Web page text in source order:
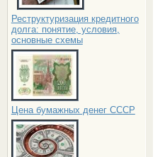
Реструктуризация кредитного
долга: понятие, условия,
основные схемы
Цена бумажных денег СССР